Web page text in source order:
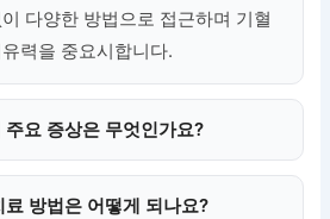
다양한 방법으로 접근하며 기혈
력을 중요시합니다.
요 증상은 무엇인가요?
방법은 어떻게 되나요?